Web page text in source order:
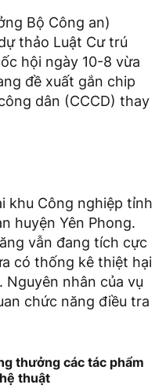
Bộ Công an)
thảo Luật Cư trú
hội ngày 10-8 vừa
đề xuất gắn chip
dân (CCCD) thay
khu Công nghiệp tỉnh
huyện Yên Phong.
vẫn đang tích cực
có thống kê thiệt hại
nhân của vụ
chức năng điều tra
thưởng các tác phẩm
thuật